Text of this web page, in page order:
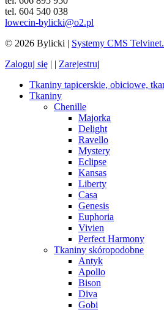
tel. 604 540 038
lowecin-bylicki@o2.pl
© 2026 Bylicki | Systemy CMS
Zaloguj się | | Zarejestruj
Tkaniny tapicerskie, obiciowe,
Tkaniny
Chenille
Majorka
Delight
Ravello
Mystery
Eclipse
Kansas
Liberty
Casa
Genesis
Euphoria
Vivien
Perfect Harmony
Tkaniny skóropodobne
Antyk
Apollo
Bison
Diva
Gobi